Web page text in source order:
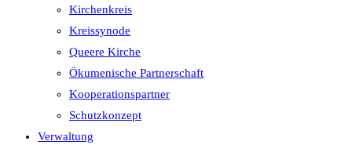
Kirchenkreis
Kreissynode
Queere Kirche
Ökumenische Partnerschaft
Kooperationspartner
Schutzkonzept
Verwaltung